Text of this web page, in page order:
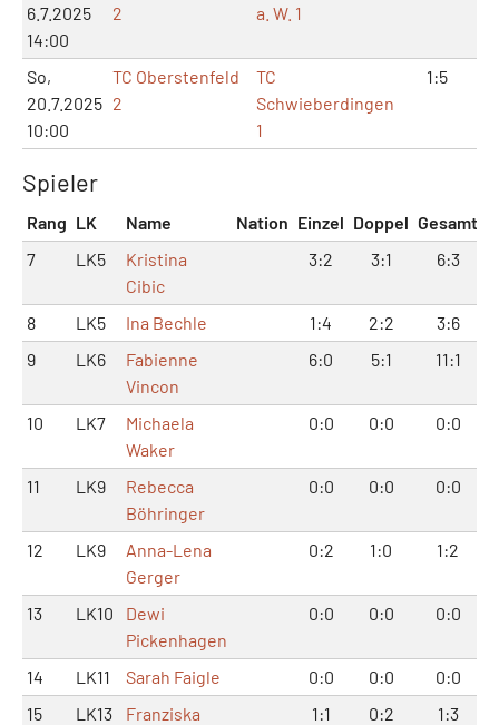
6.7.2025
14:00
2
a. W. 1
So,
20.7.2025
10:00
TC Oberstenfeld
2
TC
Schwieberdingen
1
1:5
Spieler
Rang LK Name Nation Einzel Doppel Gesamt
7
LK5
Kristina
Cibic
3:2 3:1 6:3
8 LK5 Ina Bechle 1:4 2:2
3:6
9
LK6
Fabienne
Vincon
6:0 5:1 11:1
10 LK7
Michaela
Waker
0:0 0:0 0:0
11 LK9
Rebecca
Böhringer
0:0 0:0 0:0
12 LK9
Anna-Lena
Gerger
0:2 1:0 1:2
13 LK10
Dewi
Pickenhagen
0:0 0:0 0:0
14 LK11 Sarah Faigle 0:0 0:0
0:0
15
LK13
Franziska
1:1 0:2 1:3